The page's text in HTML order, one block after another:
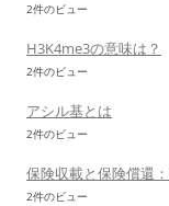
2件のビュー
H3K4me3の意味は？
2件のビュー
アシル基とは
2件のビュー
保険収載と保険償還
2件のビュー